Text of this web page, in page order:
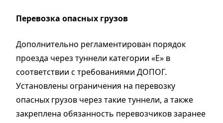
Перевозка опасных грузов
Дополнительно регламентирован порядок
проезда через туннели категории «Е» в
соответствии с требованиями ДОПОГ.
Установлены ограничения на перевозку
опасных грузов через такие туннели, а также
закреплена обязанность перевозчиков заранее